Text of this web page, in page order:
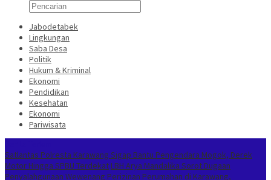
Jabodetabek
Lingkungan
Saba Desa
Politik
Hukum & Kriminal
Ekonomi
Pendidikan
Kesehatan
Ekonomi
Pariwisata
Satlantas Polresta Karawang Sigap Bantu Pengendara Mogok, Derek
Motor Hingga SPBU Terdekat LBH Arya Mandalika Sorot Dugaan
Penyalahgunaan Wewenang Perizinan Perumahan di Karawang,